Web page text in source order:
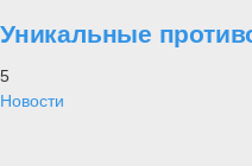
Уникальные
5
Новости